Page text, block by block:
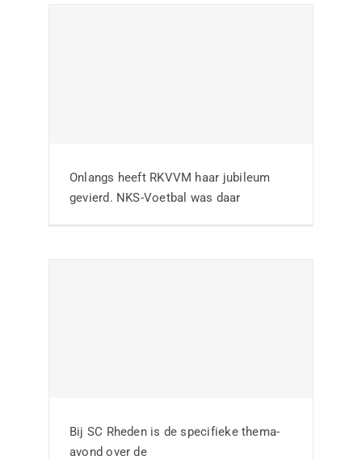
Onlangs heeft RKVVM haar jubileum
gevierd. NKS-Voetbal was daar
visie bij SC Rheden
Bij SC Rheden is de specifieke thema-
avond over de
slaat aan bij SVSOS